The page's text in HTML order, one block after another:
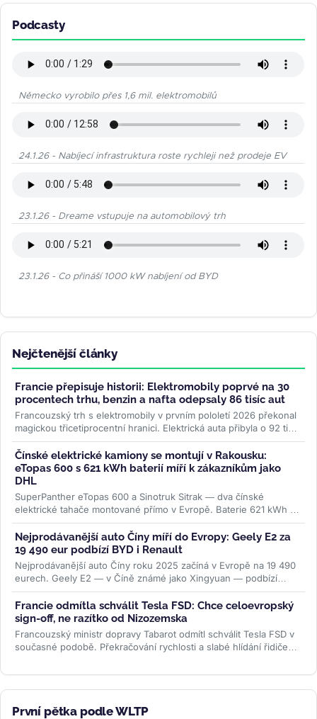
Podcasty
Německo vyrobilo přes 1,6 mil. elektromobilů
24.1.26 - Nabíjecí infrastruktura roste rychleji než prodeje EV
23.1.26 - Dreame vstupuje na automobilový trh
23.1.26 - Co přináší 1000 kW nabíjení od BYD
Nejčtenější články
Francie přepisuje historii: Elektromobily poprvé na 30
procentech trhu, benzin a nafta odepsaly 86 tisíc aut
Francouzský trh s elektromobily v prvním pololetí 2026 překonal
magickou třicetiprocentní hranici. Elektrická auta přibyla o 92 tisíc
kusů...>>
Čínské elektrické kamiony se montují v Rakousku:
eTopas 600 s 621 kWh baterií míří k zákazníkům jako
DHL
SuperPanther eTopas 600 a Sinotruk Sitrak — dva čínské
elektrické tahače montované přímo v Evropě. Baterie 621 kWh od
CATL, reálný...>>
Nejprodávanější auto Číny míří do Evropy: Geely E2 za
19 490 eur podbízí BYD i Renault
Nejprodávanější auto Číny roku 2025 začíná v Evropě na 19 490
eurech. Geely E2 — v Číně známé jako Xingyuan — podbízí
BYD...>>
Francie odmítla schválit Tesla FSD: Chce celoevropský
sign-off, ne razítko od Nizozemska
Francouzský ministr dopravy Tabarot odmítl schválit Tesla FSD v
současné podobě. Překračování rychlosti a slabé hlídání řidiče
První pětka podle WLTP